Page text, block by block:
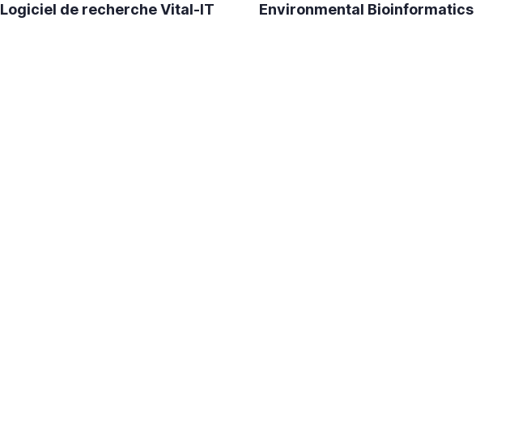
Logiciel de recherche Vital-IT Environmental Bioinformatics